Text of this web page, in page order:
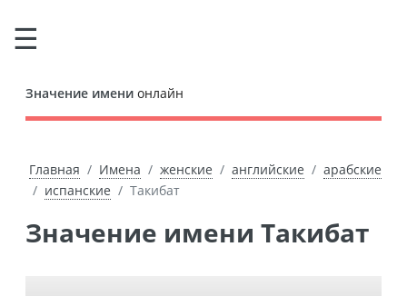
Значение имени онлайн
Главная Имена женские английские
арабские
испанские
Такибат
Значение имени Такибат